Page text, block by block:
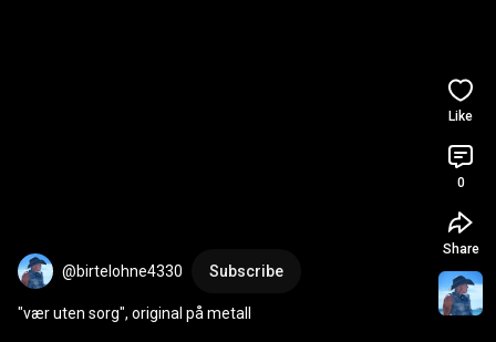
@birtelohne4330 Subscribe
"vær uten sorg", original på metall
Like
0
Share